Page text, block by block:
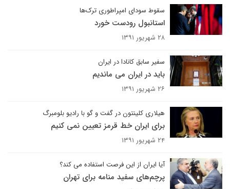
سقوط سودای امپراطوری ترک‌ها
استانبول رودست خورد
۲۸ شهریور ۱۳۹۱
سفیر سابق کانادا در ایران
باید در ایران می ماندیم
۲۶ شهریور ۱۳۹۱
هیلاری کلینتون در گفت و گو با رادیو بلومبرگ
برای ایران خط قرمز تعیین نمی کنیم
۲۴ شهریور ۱۳۹۱
آیا ایران از این فرصت استفاده می کند؟
پرچم‌های سفید منامه برای تهران